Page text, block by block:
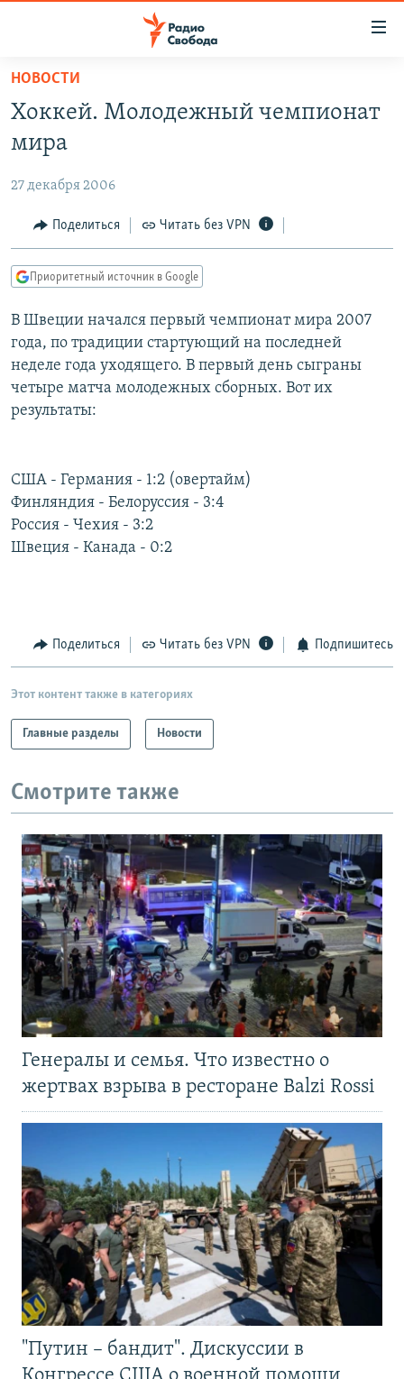
упрощенного
доступа
основному
Вернутся
главной
навигации
Вернутся
поиску
АВТОРСКИЕ ПРОЕКТЫ
ЦИТАТЫ СВОБОДЫ
МНЕНИЯ
IDEL.РЕАЛИИ
КАВКАЗ.РЕАЛИИ
СЕВЕР.РЕАЛИИ
СИБИРЬ.РЕАЛИИ
РАСПИСАНИЕ ВЕЩАНИЯ
СОЦИАЛЬНЫЕ СЕТИ
НОВОСТИ
Хоккей. Молодежный чемпионат
мира
27 декабря 2006
Поделиться Читать без VPN
Приоритетный источник в Google
В Швеции начался первый чемпионат мира 2007
года, по традиции стартующий на последней
неделе года уходящего. В первый день сыграны
четыре матча молодежных сборных. Вот их
результаты:
США - Германия - 1:2 (овертайм)
Финляндия - Белоруссия - 3:4
Россия - Чехия - 3:2
Швеция - Канада - 0:2
Поделиться Читать без VPN Подпишитесь
Этот контент также в категориях
Главные разделы Новости
Смотрите также
Генералы и семья. Что известно о
жертвах взрыва в ресторане Balzi Rossi
"Путин – бандит". Дискуссии в